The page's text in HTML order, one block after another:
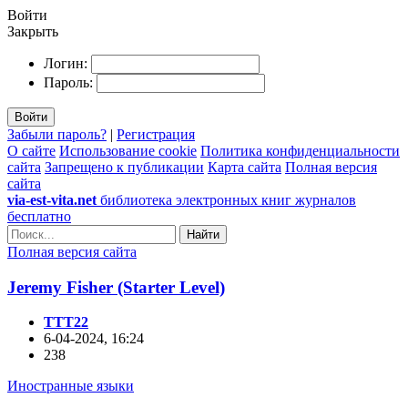
Войти
Закрыть
Логин:
Пароль:
Войти
Забыли пароль? | Регистрация
О сайте Использование cookie Политика конфиденциальности
сайта Запрещено к публикации Карта сайта Полная версия
сайта
via-est-vita.net библиотека электронных книг журналов
бесплатно
Найти
Полная версия сайта
Jeremy Fisher (Starter Level)
TTT22
6-04-2024, 16:24
238
Иностранные языки